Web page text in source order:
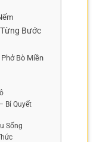
Bước
Bò Miền
Bí Quyết
Sống